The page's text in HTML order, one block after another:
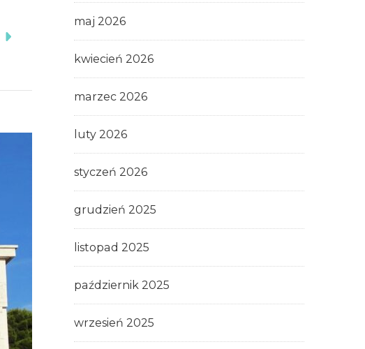
maj 2026
kwiecień 2026
marzec 2026
luty 2026
styczeń 2026
grudzień 2025
listopad 2025
październik 2025
wrzesień 2025